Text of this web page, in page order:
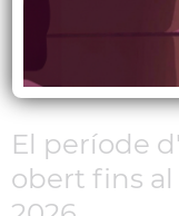
El període
obert fins al